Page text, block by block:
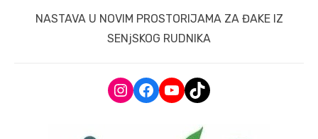
NextNASTAVA U NOVIM PROSTORIJAMA ZA ĐAKE IZ
SENjSKOG RUDNIKA
Instagram
Facebook
YouTube
TikTok